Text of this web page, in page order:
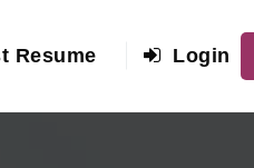
Resume Login